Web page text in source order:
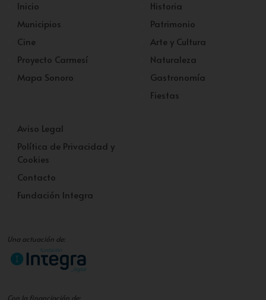
Inicio
Municipios
Cine
Proyecto Carmesí
Mapa Sonoro
Historia
Patrimonio
Arte y Cultura
Naturaleza
Gastronomía
Fiestas
Aviso Legal
Política de Privacidad y
Cookies
Contacto
Fundación Integra
Una actuación de:
Con la financiación de: